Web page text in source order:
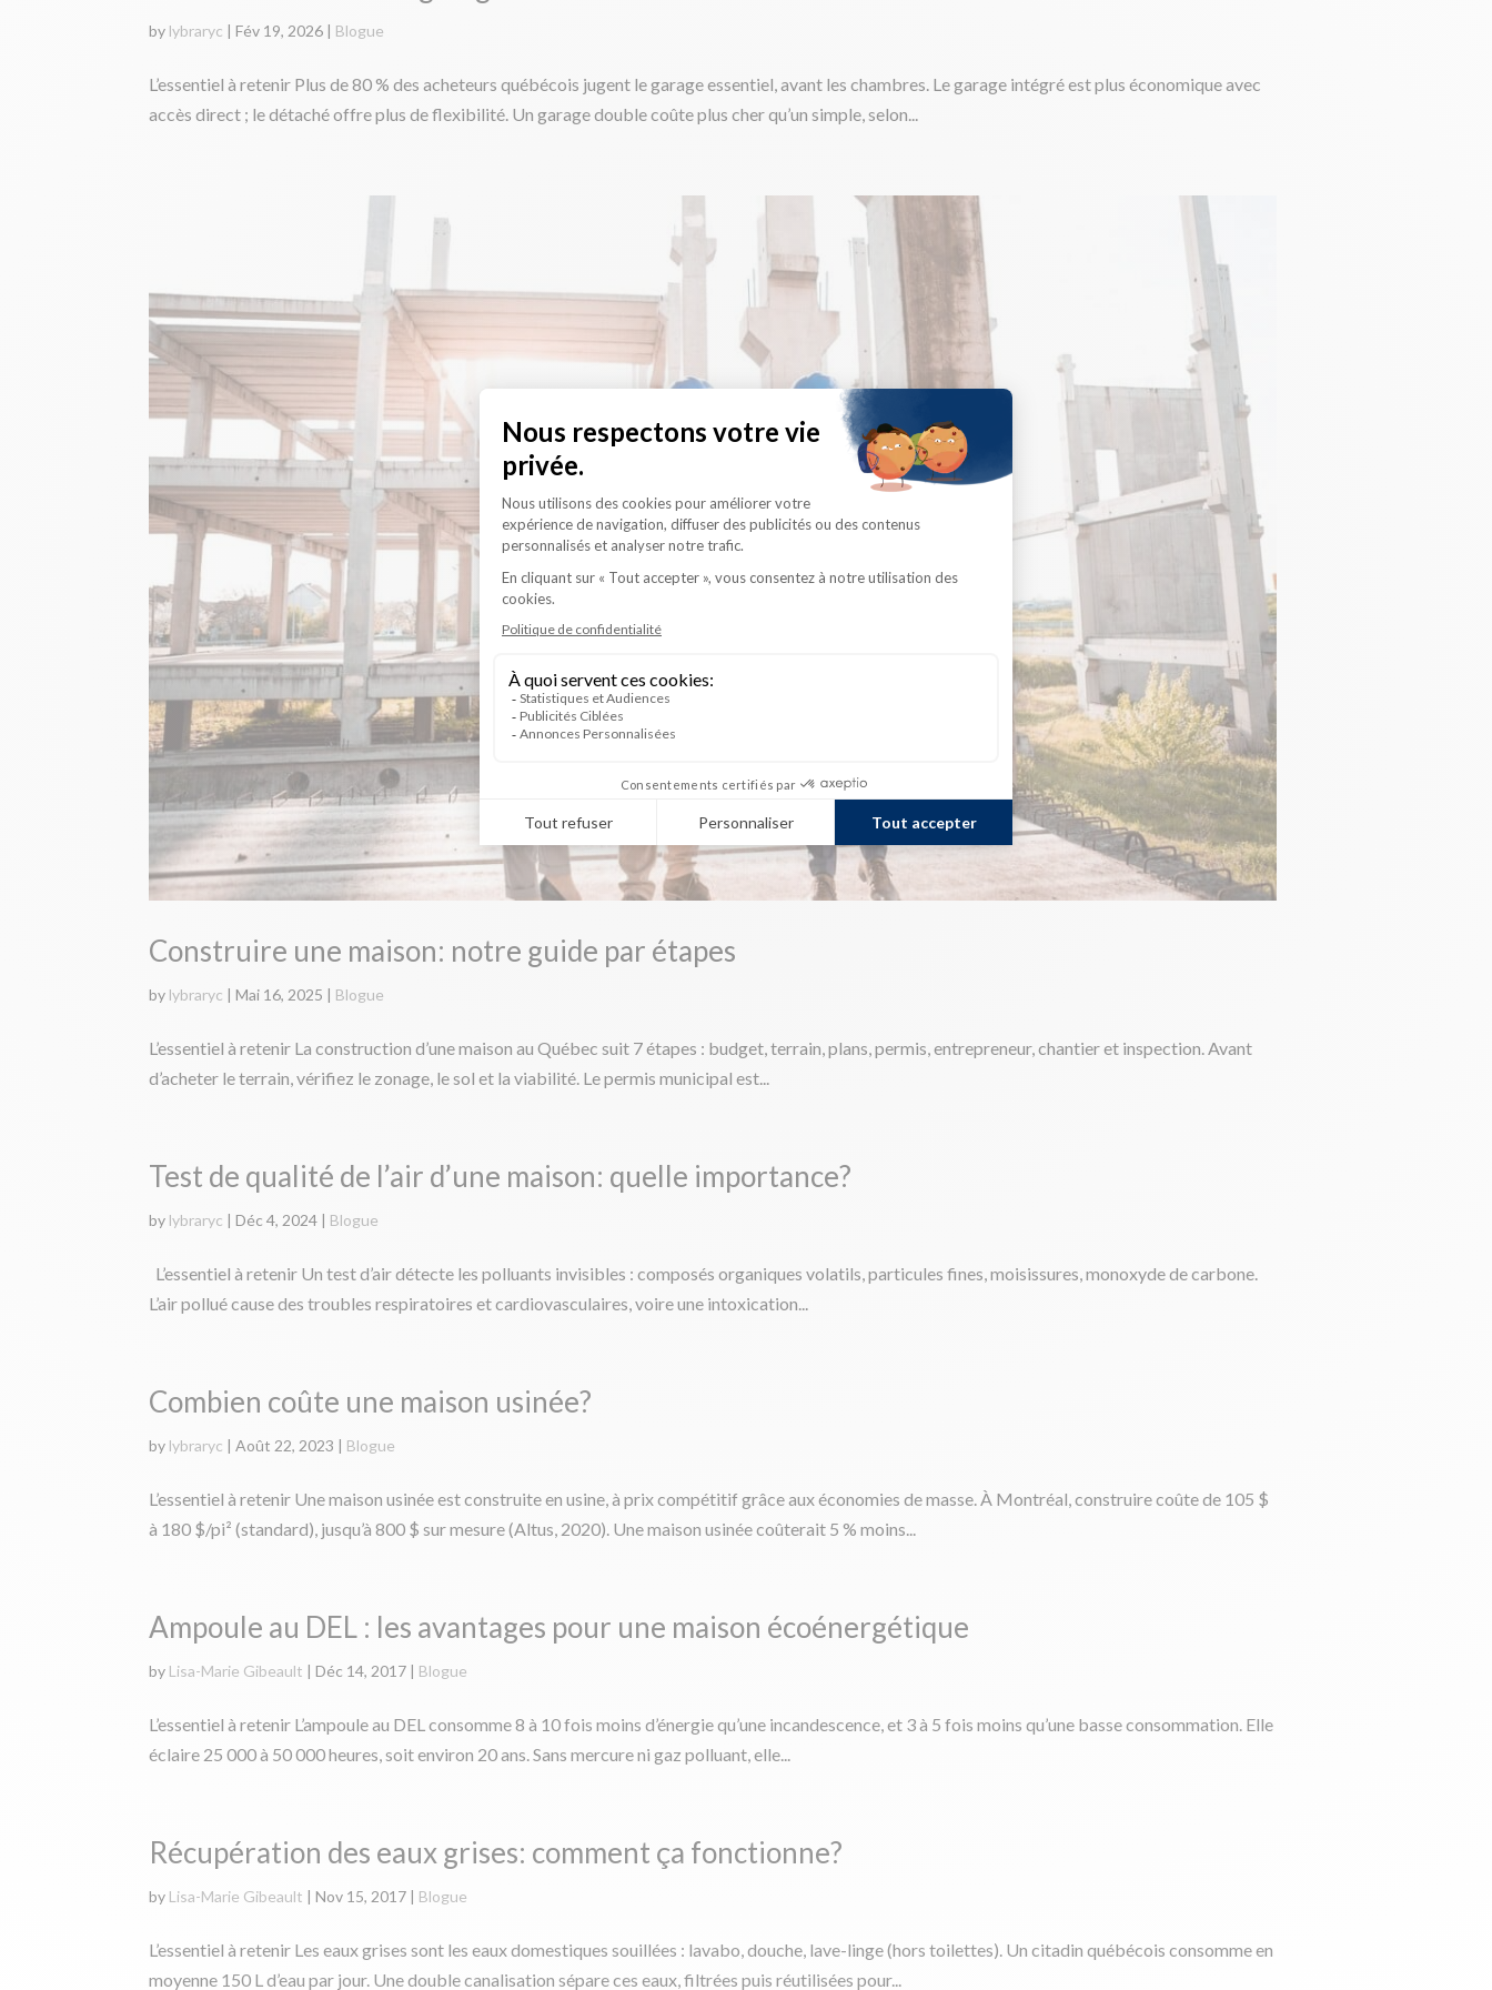
by lybraryc |Fév 19, 2026 | Blogue
L’essentiel à retenir Plus de 80 % des acheteurs québécois jugent le garage essentiel, avant les chambres. Le garage intégré est plus économique avec
accès direct ; le détaché offre plus de flexibilité. Un garage double coûte plus cher qu’un simple, selon...
Construire une maison: notre guide par étapes
by lybraryc |Mai 16, 2025 | Blogue
L’essentiel à retenir La construction d’une maison au Québec suit 7 étapes : budget, terrain, plans, permis, entrepreneur, chantier et inspection. Avant
d’acheter le terrain, vérifiez le zonage, le sol et la viabilité. Le permis municipal est...
Test de qualité de l’air d’une maison: quelle importance?
by lybraryc |Déc 4, 2024 | Blogue
L’essentiel à retenir Un test d’air détecte les polluants invisibles : composés organiques volatils, particules fines, moisissures, monoxyde de carbone.
L’air pollué cause des troubles respiratoires et cardiovasculaires, voire une intoxication...
Combien coûte une maison usinée?
by lybraryc |Août 22, 2023 | Blogue
L’essentiel à retenir Une maison usinée est construite en usine, à prix compétitif grâce aux économies de masse. À Montréal, construire coûte de 105 $
à 180 $/pi² (standard), jusqu’à 800 $ sur mesure (Altus, 2020). Une maison usinée coûterait 5 % moins...
Ampoule au DEL : les avantages pour une maison écoénergétique
by Lisa-Marie Gibeault |Déc 14, 2017 | Blogue
L’essentiel à retenir L’ampoule au DEL consomme 8 à 10 fois moins d’énergie qu’une incandescence, et 3 à 5 fois moins qu’une basse consommation. Elle
éclaire 25 000 à 50 000 heures, soit environ 20 ans. Sans mercure ni gaz polluant, elle...
Récupération des eaux grises: comment ça fonctionne?
by Lisa-Marie Gibeault |Nov 15, 2017 | Blogue
L’essentiel à retenir Les eaux grises sont les eaux domestiques souillées : lavabo, douche, lave-linge (hors toilettes). Un citadin québécois consomme en
moyenne 150 L d’eau par jour. Une double canalisation sépare ces eaux, filtrées puis réutilisées pour...